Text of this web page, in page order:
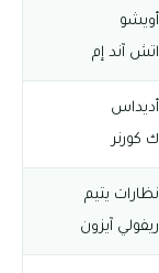
أويشو
اتش آند إم
أديداس
ك كورنر
نظارات يتيم
ريفولي آيزون